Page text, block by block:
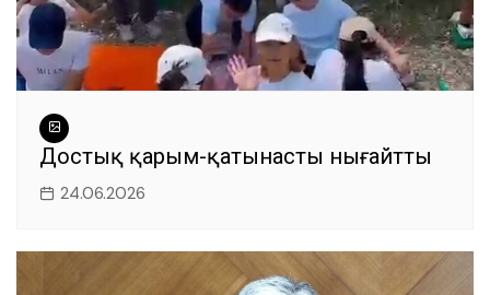
Достық қарым-қатынасты нығайтты
24.06.2026